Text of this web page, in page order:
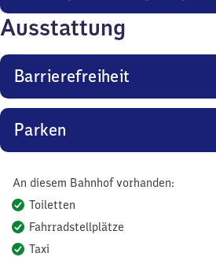
Ausstattung
Barrierefreiheit
Parken
An diesem Bahnhof vorhanden:
Toiletten
Fahrradstellplätze
Taxi